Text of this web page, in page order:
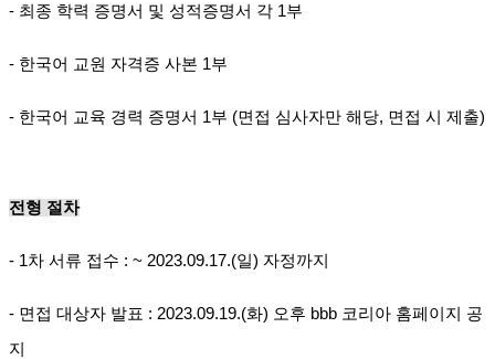
- 최종 학력 증명서 및 성적증명서 각 1부
- 한국어 교원 자격증 사본 1부
- 한국어 교육 경력 증명서 1부 (면접 심사자만 해당, 면접 시 제출)
전형 절차
- 1차 서류 접수 : ~ 2023.09.17.(일) 자정까지
- 면접 대상자 발표 : 2023.09.19.(화) 오후 bbb 코리아 홈페이지 공
지